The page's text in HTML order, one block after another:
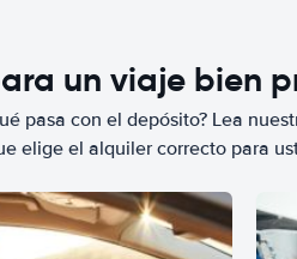
un viaje bien
pasa con el depósito? Lea
elige el alquiler correcto para